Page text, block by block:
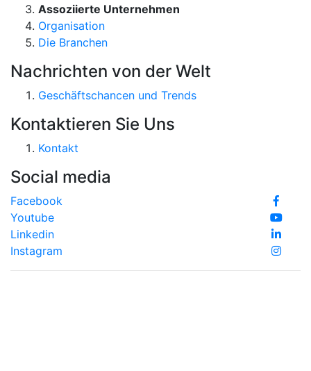
Assoziierte Unternehmen
Organisation
Die Branchen
Nachrichten von der Welt
Geschäftschancen und Trends
Kontaktieren Sie Uns
Kontakt
Social media
Facebook
Youtube
Linkedin
Instagram